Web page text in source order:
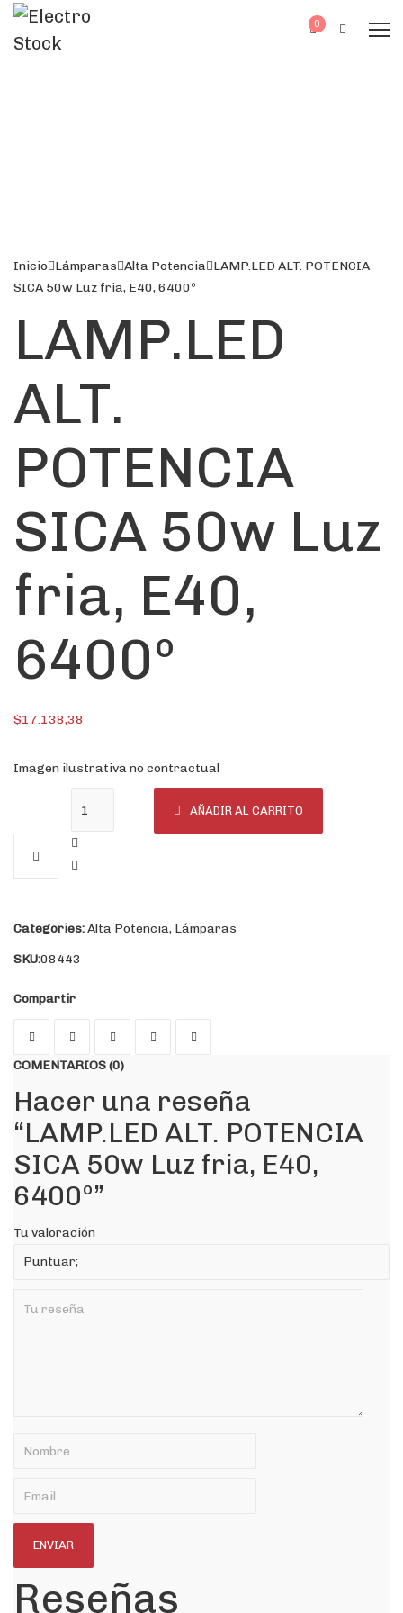
0
Inicio Lámparas Alta Potencia LAMP.LED ALT. POTENCIA
SICA 50w Luz fria, E40, 6400º
LAMP.LED
ALT.
POTENCIA
SICA 50w Luz
fria, E40,
6400º
$17.138,38
Imagen ilustrativa no contractual
AÑADIR AL CARRITO
Categories:Alta Potencia, Lámparas
SKU:08443
Compartir
COMENTARIOS (0)
Hacer una reseña
“LAMP.LED ALT. POTENCIA
SICA 50w Luz fria, E40,
6400º”
Tu valoración
Reseñas